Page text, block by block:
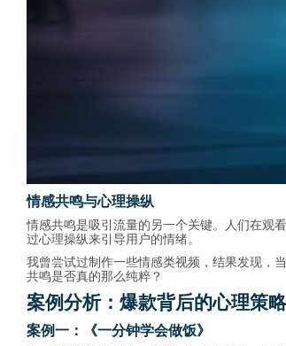
情感共鸣与心理操纵
情感共鸣是吸引流量的另一个关键。人们在观看
过心理操纵来引导用户的情绪。
我曾尝试过制作一些情感类视频，结果发现，
共鸣是否真的那么纯粹？
案例分析：爆款背后的心理策略
案例一：《一分钟学会做饭》